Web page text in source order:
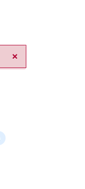
×